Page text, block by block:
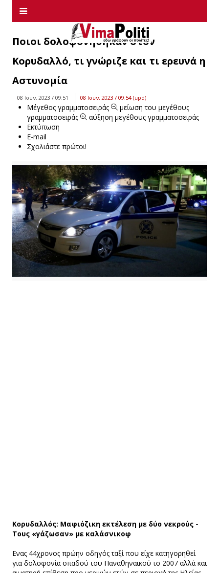
Ποιοι δολοφονήθηκαν στον
Κορυδαλλό, τι γνώριζε και τι ερευνά η
Αστυνομία
08 Ιουν. 2023 / 09:51 08 Ιουν. 2023 / 09:54 (upd)
Μέγεθος γραμματοσειράς
μείωση του μεγέθους
γραμματοσειράς
αύξηση μεγέθους γραμματοσειράς
Εκτύπωση
E-mail
Σχολιάστε πρώτοι!
Κορυδαλλός: Μαφιόζικη εκτέλεση με δύο νεκρούς -
Τους «γάζωσαν» με καλάσνικοφ
Ενας 44χρονος πρώην οδηγός ταξί που είχε κατηγορηθεί
για δολοφονία οπαδού του Παναθηναικού το 2007 αλλά και